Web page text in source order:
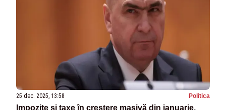
25 dec. 2025, 13:58 Politica
Impozite și taxe în creștere masivă din ianuarie.